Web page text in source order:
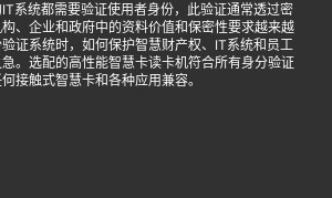
系统都需要验证使用者身份，此验证通常透过密
、企业和政府中的资料价值和保密性要求越来越
证系统时，如何保护智慧财产权、IT系统和员工
。选配的高性能智慧卡读卡机符合所有身分验证
接触式智慧卡和各种应用兼容。